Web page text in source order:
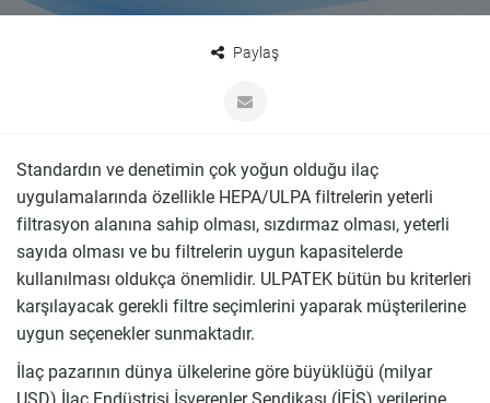
Paylaş
Standardın ve denetimin çok yoğun olduğu ilaç
uygulamalarında özellikle HEPA/ULPA filtrelerin yeterli
filtrasyon alanına sahip olması, sızdırmaz olması, yeterli
sayıda olması ve bu filtrelerin uygun kapasitelerde
kullanılması oldukça önemlidir. ULPATEK bütün bu kriterleri
karşılayacak gerekli filtre seçimlerini yaparak müşterilerine
uygun seçenekler sunmaktadır.
İlaç pazarının dünya ülkelerine göre büyüklüğü (milyar